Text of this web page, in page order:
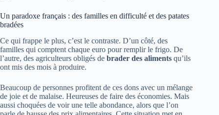
Un paradoxe français : des familles en difficulté et des patates
bradées
Ce qui frappe le plus, c’est le contraste. D’un côté, des
familles qui comptent chaque euro pour remplir le frigo. De
l’autre, des agriculteurs obligés de brader des aliments qu’ils
ont mis des mois à produire.
Beaucoup de personnes profitent de ces dons avec un mélange
de joie et de malaise. Heureuses de faire des économies. Mais
aussi choquées de voir une telle abondance, alors que l’on